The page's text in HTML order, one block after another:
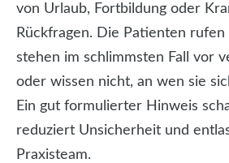
von Urlaub, Fortbildung oder
Rückfragen. Die Patienten rufen
stehen im schlimmsten Fall vor
oder wissen nicht, an wen sie
Ein gut formulierter Hinweis
reduziert Unsicherheit und
Praxisteam.